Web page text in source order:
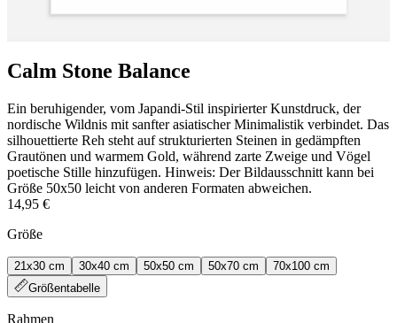
Calm Stone Balance
Ein beruhigender, vom Japandi-Stil inspirierter Kunstdruck, der
nordische Wildnis mit sanfter asiatischer Minimalistik verbindet. Das
silhouettierte Reh steht auf strukturierten Steinen in gedämpften
Grautönen und warmem Gold, während zarte Zweige und Vögel
poetische Stille hinzufügen. Hinweis: Der Bildausschnitt kann bei
Größe 50x50 leicht von anderen Formaten abweichen.
14,95 €
Größe
21x30 cm 30x40 cm 50x50 cm 50x70 cm
70x100 cm
Größentabelle
Rahmen